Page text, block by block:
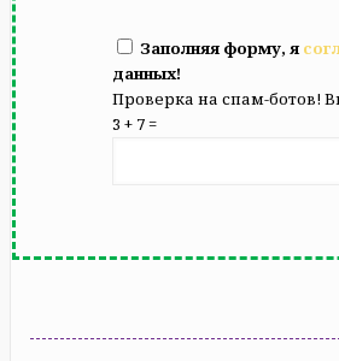
Заполняя форму, я
данных!
Проверка на спам-ботов!
3 + 7 =